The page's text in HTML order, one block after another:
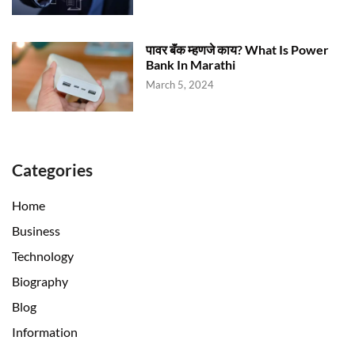
पावर बॅंक म्हणजे काय? What Is Power
Bank In Marathi
March 5, 2024
Categories
Home
Business
Technology
Biography
Blog
Information